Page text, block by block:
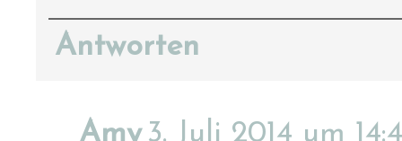
Antworten
Amy 3. Juli 2014 um